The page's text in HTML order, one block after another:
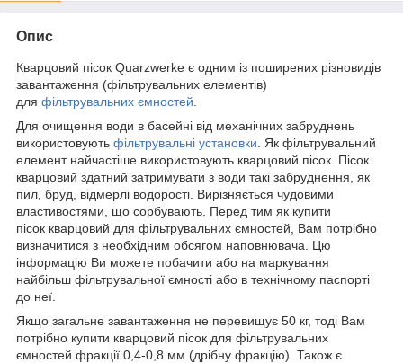
Опис
Кварцовий пісок Quarzwerke є одним із поширених різновидів
завантаження (фільтрувальних елементів)
для фільтрувальних ємностей
Для очищення води в басейні від механічних забруднень
використовують фільтрувальні установки . Як фільтрувальний
елемент найчастіше використовують кварцовий пісок. Пісок
кварцовий здатний затримувати з води такі забруднення, як
пил, бруд, відмерлі водорості. Вирізняється чудовими
властивостями, що сорбувають. Перед тим як купити
пісок кварцовий для фільтрувальних ємностей, Вам потрібно
визначитися з необхідним обсягом наповнювача. Цю
інформацію Ви можете побачити або на маркування
найбільш фільтрувальної ємності або в технічному паспорті
до неї.
Якщо загальне завантаження не перевищує 50 кг, тоді Вам
потрібно купити кварцовий пісок для фільтрувальних
ємностей фракції 0,4-0,8 мм (дрібну фракцію). Також є